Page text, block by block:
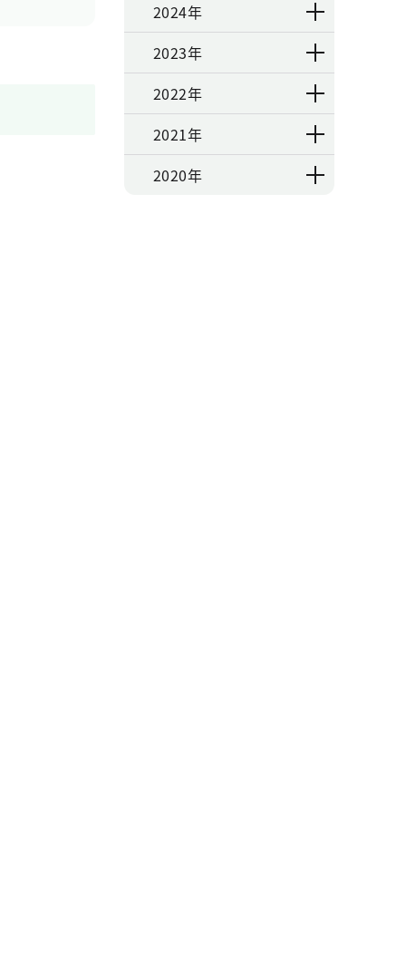
2024年
2023年
2022年
2021年
2020年